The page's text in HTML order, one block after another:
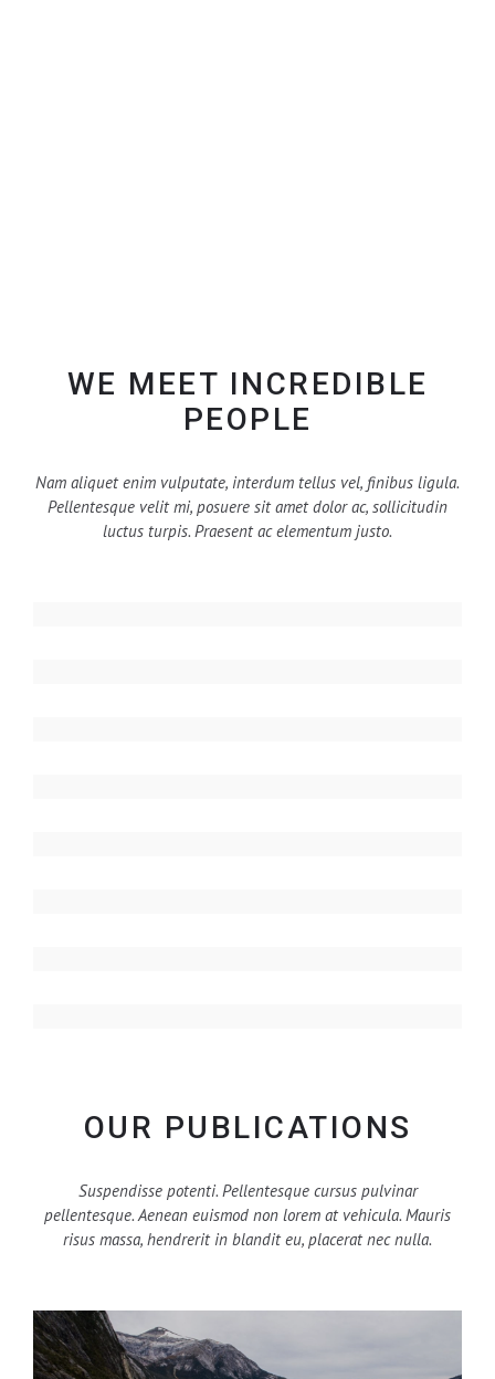
WE MEET INCREDIBLE
PEOPLE
Nam aliquet enim vulputate, interdum tellus vel, finibus ligula.
Pellentesque velit mi, posuere sit amet dolor ac, sollicitudin
luctus turpis. Praesent ac elementum justo.
OUR PUBLICATIONS
Suspendisse potenti. Pellentesque cursus pulvinar
pellentesque. Aenean euismod non lorem at vehicula. Mauris
risus massa, hendrerit in blandit eu, placerat nec nulla.